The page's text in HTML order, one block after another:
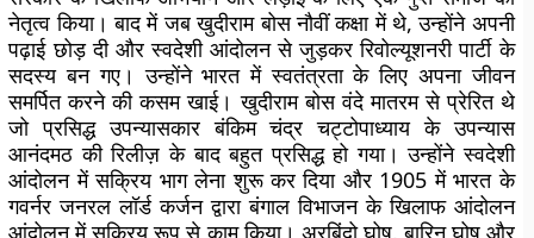
नेतृत्व किया। बाद में जब खुदीराम बोस नौवीं कक्षा में थे, उन्होंने अपनी
पढ़ाई छोड़ दी और स्वदेशी आंदोलन से जुड़कर रिवोल्यूशनरी पार्टी के
सदस्य बन गए। उन्होंने भारत में स्वतंत्रता के लिए अपना जीवन
समर्पित करने की कसम खाई। खुदीराम बोस वंदे मातरम से प्रेरित थे
जो प्रसिद्ध उपन्यासकार बंकिम चंद्र चट्टोपाध्याय के उपन्यास
आनंदमठ की रिलीज़ के बाद बहुत प्रसिद्ध हो गया। उन्होंने स्वदेशी
आंदोलन में सक्रिय भाग लेना शुरू कर दिया और 1905 में भारत के
गवर्नर जनरल लॉर्ड कर्जन द्वारा बंगाल विभाजन के खिलाफ आंदोलन
आंदोलन में सक्रिय रूप से काम किया। अरबिंदो घोष, बारिन घोष और